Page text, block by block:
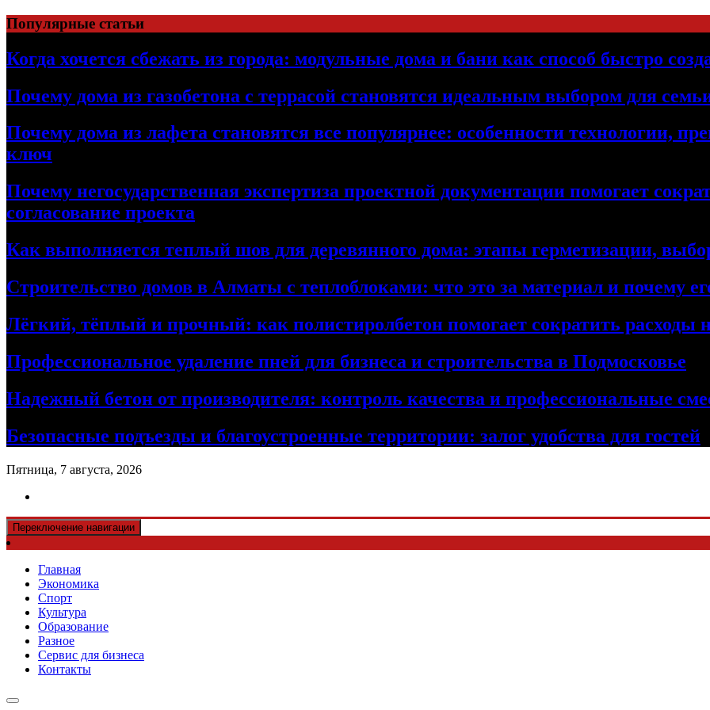
Перейти
к
содержимому
Популярные статьи
Когда хочется сбежать из города: модульные дома и бани как способ быстро
Почему дома из газобетона с террасой становятся идеальным выбором для
Почему дома из лафета становятся все популярнее: особенности технологии,
ключ
Почему негосударственная экспертиза проектной документации помогает
согласование проекта
Как выполняется теплый шов для деревянного дома: этапы герметизации,
Строительство домов в Алматы с теплоблоками: что это за материал и почему
Лёгкий, тёплый и прочный: как полистиролбетон помогает сократить расходы
Профессиональное удаление пней для бизнеса и строительства в Подмосковье
Надежный бетон от производителя: контроль качества и профессиональные
Безопасные подъезды и благоустроенные территории: залог удобства для гостей
Пятница, 7 августа, 2026
Переключение навигации
Главная
Экономика
Спорт
Культура
Образование
Разное
Сервис для бизнеса
Контакты